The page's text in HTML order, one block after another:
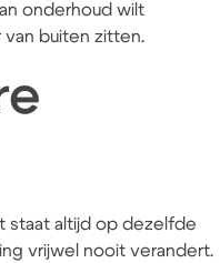
onderhoud wilt
van buiten zitten.
staat altijd op dezelfde
vrijwel nooit verandert.